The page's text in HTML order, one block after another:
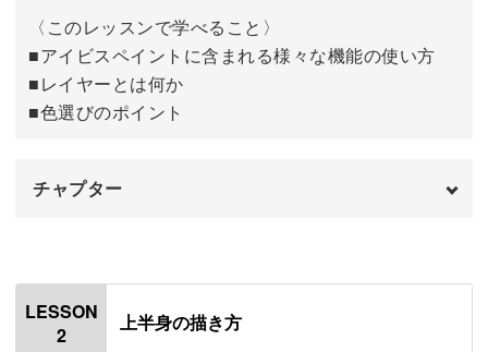
体の向き、髪型、洋服は、ただそれぞれの描き方をお見せ
するだけではありません。
それぞれ描く前に、描くときのバランスの取り方や立体的
それらは、講座内でご紹介する以外の髪型や洋服にも応用
〈このレッスンで学べること〉
■アイビスペイントに含まれる様々な機能の使い方
■レイヤーとは何か
■色選びのポイント
チャプター
はじめに
使用道具
LESSON
2
上半身の描き方